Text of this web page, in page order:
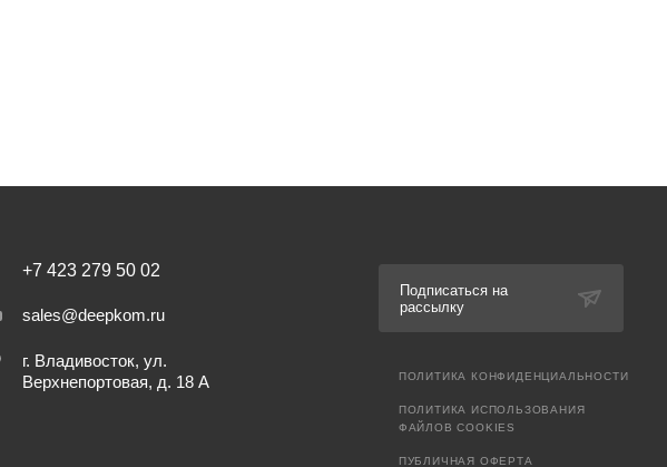
+7 423 279 50 02
sales@deepkom.ru
г. Владивосток, ул.
Верхнепортовая, д. 18 А
Подписаться на
рассылку
ПОЛИТИКА КОНФИДЕНЦИАЛЬНОСТИ
ПОЛИТИКА ИСПОЛЬЗОВАНИЯ
ФАЙЛОВ COOKIES
ПУБЛИЧНАЯ ОФЕРТА